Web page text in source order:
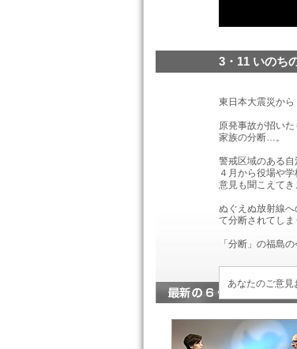
3・11 いのち
東日本大震災から
原発事故が招い
家族の分断…。
警戒区域のある自
４月から役場や
意見も聞こえてき
ぬぐえぬ放射線
て分断されてしま
「分断」の福島
あなたのご意見